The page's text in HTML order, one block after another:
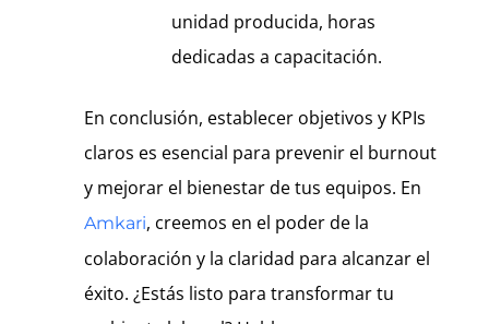
unidad producida, horas
dedicadas a capacitación.
En conclusión, establecer objetivos y KPIs
claros es esencial para prevenir el burnout
y mejorar el bienestar de tus equipos. En
Amkari, creemos en el poder de la
colaboración y la claridad para alcanzar el
éxito. ¿Estás listo para transformar tu